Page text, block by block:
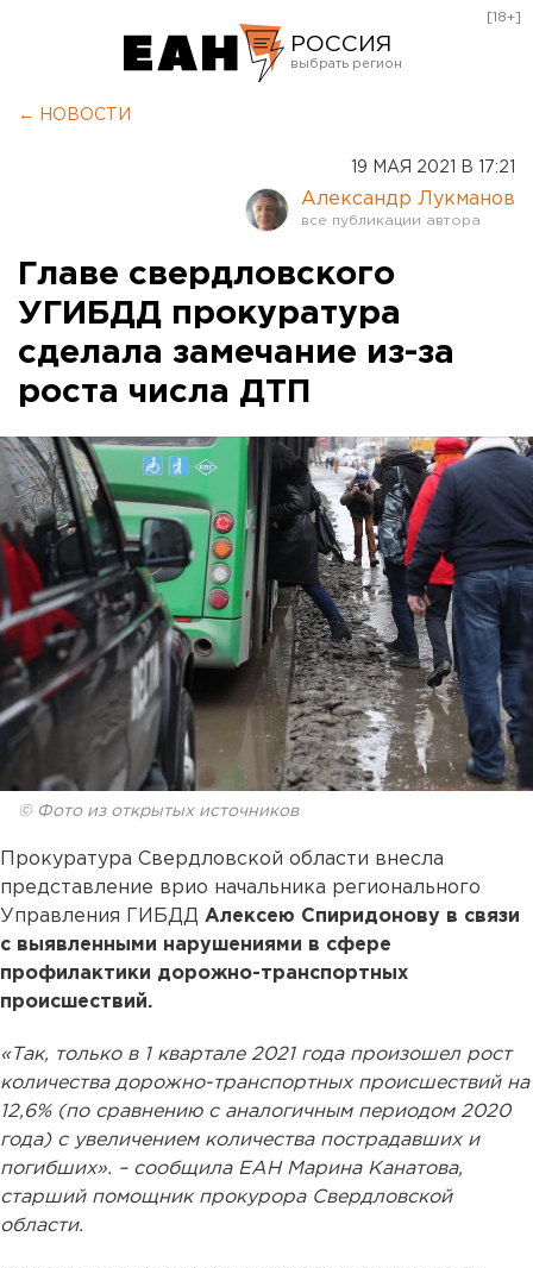
РОССИЯ
Оренбург
[18+]
← НОВОСТИ
19 МАЯ 2021 В 17:21
Александр Лукманов
Главе свердловского
УГИБДД прокуратура
сделала замечание из-за
роста числа ДТП
© Фото из открытых источников
Прокуратура Свердловской области внесла
представление врио начальника регионального
Управления ГИБДД Алексею Спиридонову в связи
с выявленными нарушениями в сфере
профилактики дорожно-транспортных
происшествий.
«Так, только в 1 квартале 2021 года произошел рост
количества дорожно-транспортных происшествий на
12,6% (по сравнению с аналогичным периодом 2020
года) с увеличением количества пострадавших и
погибших». – сообщила ЕАН Марина Канатова,
старший помощник прокурора Свердловской
области.